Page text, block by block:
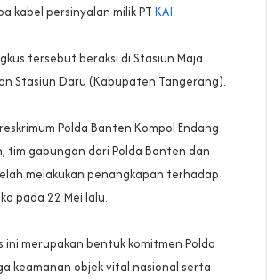
kabel persinyalan milik PT KAI.
tersebut beraksi di Stasiun Maja
Stasiun Daru (Kabupaten Tangerang).
Polda Banten Kompol Endang
tim gabungan dari Polda Banten dan
melakukan penangkapan terhadap
pada 22 Mei lalu.
ini merupakan bentuk komitmen Polda
keamanan objek vital nasional serta